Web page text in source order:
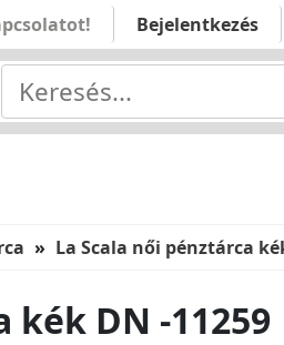
Bejelentkezés
La Scala női pénztárca
kék DN -11259